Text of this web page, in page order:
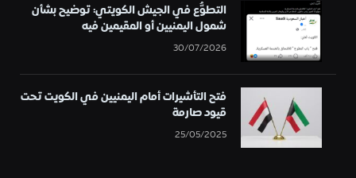
التطوُّع في الجيش الكويتي: توضيح بشأن
شمول اليمنيين أو المقيمين فيه
30/07/2026
فتح التأشيرات أمام اليمنيين في الكويت تحت
قيود صارمة
25/05/2025